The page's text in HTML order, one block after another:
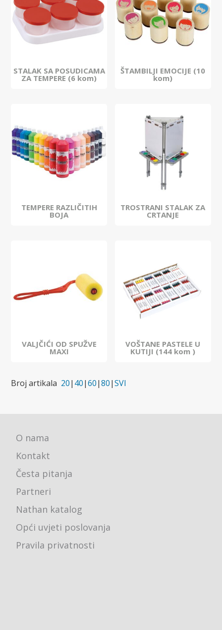
STALAK SA POSUDICAMA
ZA TEMPERE (6 kom)
ŠTAMBILJI EMOCIJE (10
kom)
TEMPERE RAZLIČITIH
BOJA
TROSTRANI STALAK ZA
CRTANJE
VALJČIĆI OD SPUŽVE
MAXI
VOŠTANE PASTELE U
KUTIJI (144 kom )
Broj artikala 20| 40|60|80|SVI
O nama
Kontakt
Česta pitanja
Partneri
Nathan katalog
Opći uvjeti poslovanja
Pravila privatnosti